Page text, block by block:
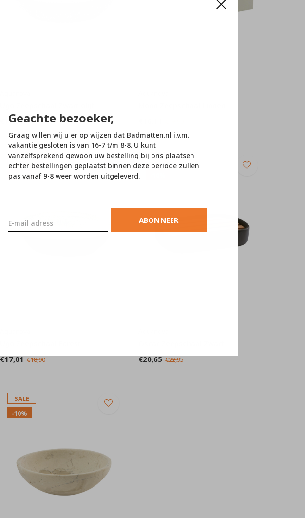
Geachte bezoeker,
Graag willen wij u er op wijzen dat Badmatten.nl i.v.m.
vakantie gesloten is van 16-7 t/m 8-8. U kunt
vanzelfsprekend gewoon uw bestelling bij ons plaatsen
echter bestellingen geplaatst binnen deze periode zullen
pas vanaf 9-8 weer worden uitgeleverd.
ABONNEER
€17,01 €18,90
SALE
-10%
€17,01 €18,90
SALE
€20,65 €22,95
SALE
-10%